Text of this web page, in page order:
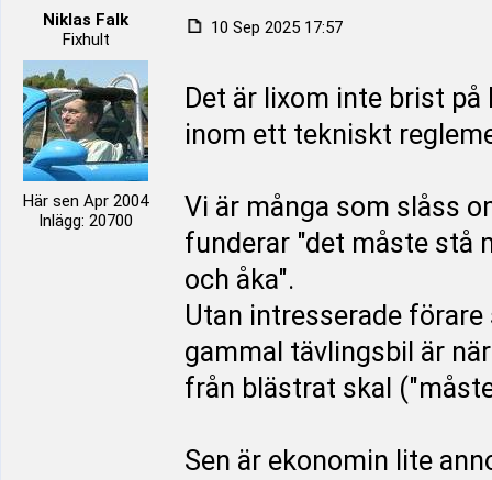
Niklas Falk
Fixhult
Här sen Apr 2004
Inlägg: 20700
10 Sep 2025 17:57
Det är lixom inte brist
inom ett tekniskt
Vi är många som slåss
funderar "det måste stå
och åka".
Utan intresserade
gammal tävlingsbil är
från blästrat skal
Sen är ekonomin lite